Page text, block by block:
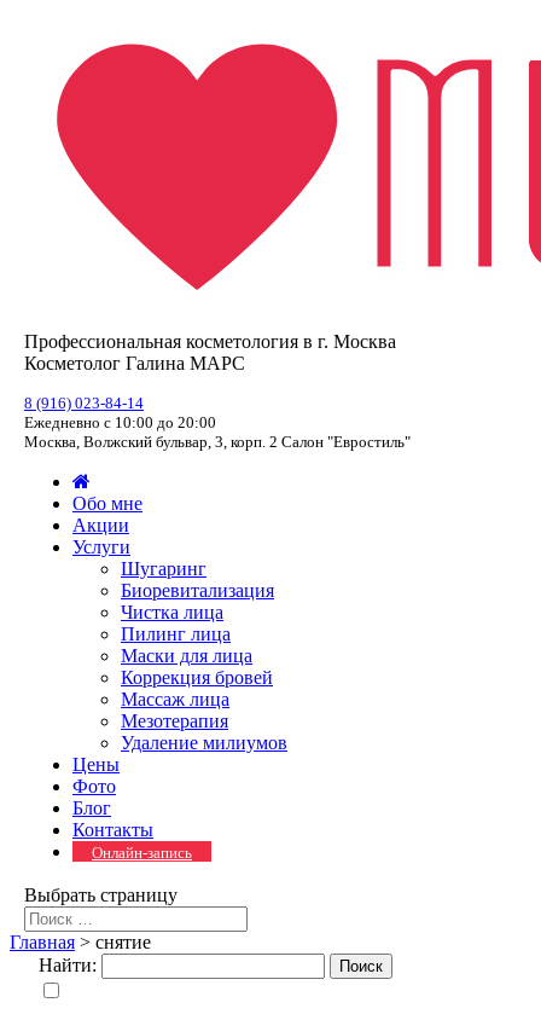
Профессиональная косметология в г. Москва
Косметолог Галина МАРС
8 (916) 023-84-14
Ежедневно с 10:00 до 20:00
Москва, Волжский бульвар, 3, корп. 2 Салон "Евростиль"
Обо мне
Акции
Услуги
Шугаринг
Биоревитализация
Чистка лица
Пилинг лица
Маски для лица
Коррекция бровей
Массаж лица
Мезотерапия
Удаление милиумов
Цены
Фото
Блог
Контакты
Онлайн-запись
Выбрать страницу
Главная > снятие
Найти: